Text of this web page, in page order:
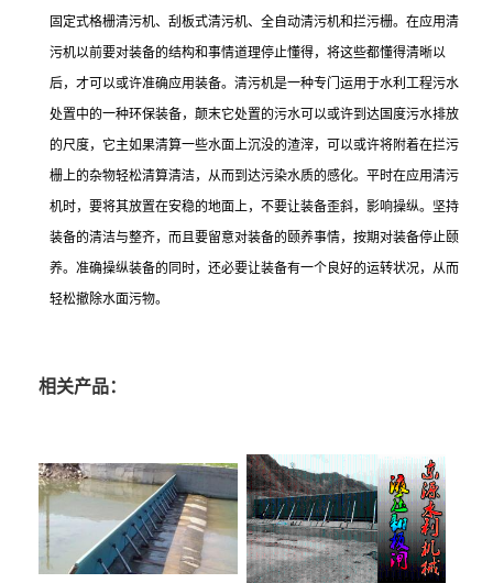
固定式格栅清污机、刮板式清污机、全自动清污机和拦污栅。在应用清
污机以前要对装备的结构和事情道理停止懂得，将这些都懂得清晰以
后，才可以或许准确应用装备。清污机是一种专门运用于水利工程污水
处置中的一种环保装备，颠末它处置的污水可以或许到达国度污水排放
的尺度，它主如果清算一些水面上沉没的渣滓，可以或许将附着在拦污
栅上的杂物轻松清算清洁，从而到达污染水质的感化。平时在应用清污
机时，要将其放置在安稳的地面上，不要让装备歪斜，影响操纵。坚持
装备的清洁与整齐，而且要留意对装备的颐养事情，按期对装备停止颐
养。准确操纵装备的同时，还必要让装备有一个良好的运转状况，从而
轻松撤除水面污物。
相关产品：